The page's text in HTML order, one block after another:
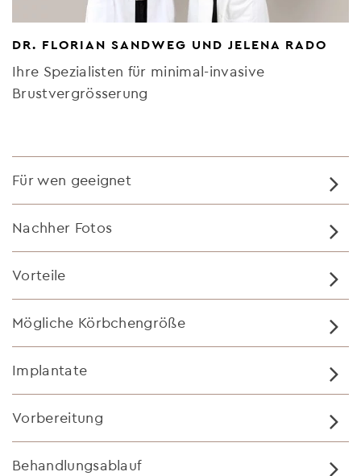
DR. FLORIAN SANDWEG UND JELENA RADO
Ihre Spezialisten für minimal-invasive
Brustvergrösserung
Für wen geeignet
Nachher Fotos
Vorteile
Mögliche Körbchengröße
Implantate
Vorbereitung
Behandlungsablauf